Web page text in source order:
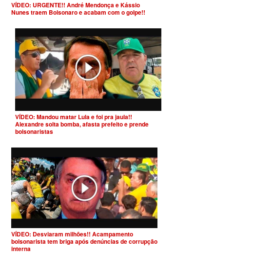
VÍDEO: URGENTE!! André Mendonça e Kássio
Nunes traem Bolsonaro e acabam com o golpe!!
VÍDEO: Mandou matar Lula e foi pra jaula!!
Alexandre solta bomba, afasta prefeito e prende
bolsonaristas
VÍDEO: Desviaram milhões!! Acampamento
bolsonarista tem briga após denúncias de corrupção
interna